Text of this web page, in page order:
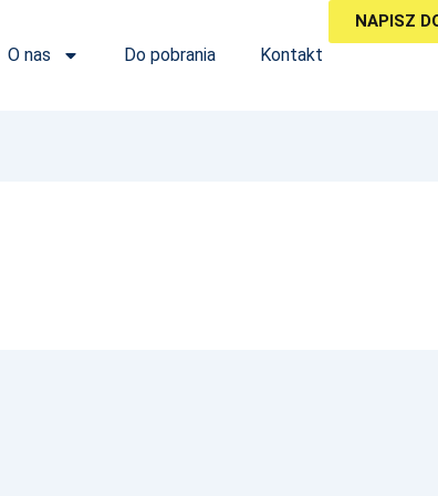
O nas Do pobrania Kontakt
NAPISZ